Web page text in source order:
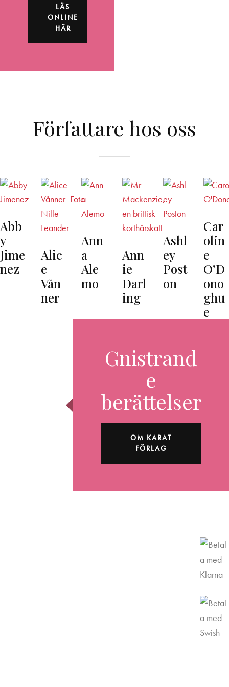
LÄS
ONLINE
HÄR
Författare hos oss
Abb
y
Jime
nez
Alic
e
Vån
ner
Ann
a
Ale
mo
Ann
ie
Darl
ing
Ashl
ey
Post
on
Car
olin
e
O’D
ono
ghu
e
Gnistrand
e
berättelser
OM KARAT
FÖRLAG